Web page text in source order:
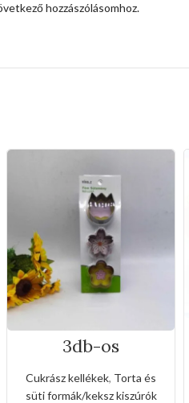
hozzászólásomhoz.
3db-os
rozsdamentes
virág formájú
kiszúró készlet
Cukrász kellékek, Torta és
süti formák/keksz kiszúrók